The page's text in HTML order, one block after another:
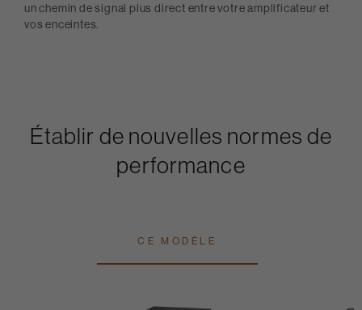
un chemin de signal plus direct entre votre amplificateur et
vos enceintes.
Établir de nouvelles normes de
performance
CE MODÈLE